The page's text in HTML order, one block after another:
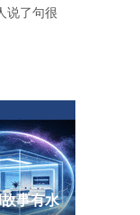
说了句很
事有水